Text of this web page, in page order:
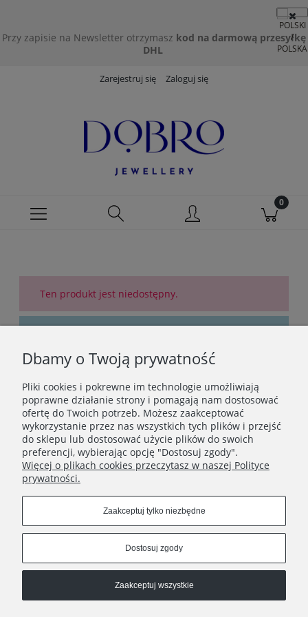
Przy zapisie na Newsletter otrzymasz kod na darmową przesyłkę
DHL
Zarejestruj się Zaloguj się
Ten produkt jest niedostępny.
Bądźmy w kontakcie
Podaj swój adres e-mail, jeżeli chcesz otrzymywać
informacje o nowościach i promocjach.
Zapisz się
Obserwuj nas:
Copyrights © 2023 - DOBRO Jewellery
Dbamy o Twoją prywatność
Pliki cookies i pokrewne im technologie umożliwiają
poprawne działanie strony i pomagają nam dostosować
ofertę do Twoich potrzeb. Możesz zaakceptować
wykorzystanie przez nas wszystkich tych plików i przejść
do sklepu lub dostosować użycie plików do swoich
preferencji, wybierając opcję "Dostosuj zgody".
Więcej o plikach cookies przeczytasz w naszej Polityce
prywatności.
Zaakceptuj tylko niezbędne
Dostosuj zgody
Zaakceptuj wszystkie